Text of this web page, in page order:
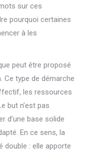
sur ces
pourquoi certaines
à les
peut être proposé
type de démarche
les ressources
but n’est pas
d’une base solide
En ce sens, la
double : elle apporte